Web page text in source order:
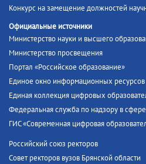
Конкурс на замещение должностей
Официальные источники
Министерство науки и высшего
Министерство просвещения
Портал «Российское образование»
Единое окно информационных ресурсов
Единая коллекция цифровых
Федеральная служба по надзору в
ГИС «Современная цифровая
Российский союз ректоров
Совет ректоров вузов Брянской области